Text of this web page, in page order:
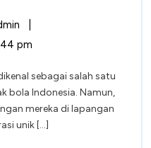
Revolusi
dalam
Moon
Putera:
Revolusi
dalam
Musik
dan
pm
bola Indonesia. Namun,
mereka di lapangan
unik [...]